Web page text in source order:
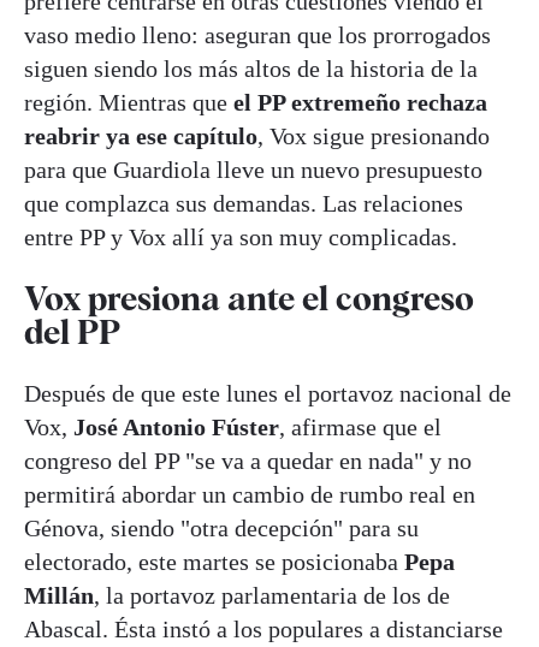
vaso medio lleno: aseguran que los prorrogados
siguen siendo los más altos de la historia de la
región. Mientras que el PP extremeño rechaza
reabrir ya ese capítulo, Vox sigue presionando
para que Guardiola lleve un nuevo presupuesto
que complazca sus demandas. Las relaciones
entre PP y Vox allí ya son muy complicadas.
Vox presiona ante el congreso
del PP
Después de que este lunes el portavoz nacional de
Vox, José Antonio Fúster, afirmase que el
congreso del PP "se va a quedar en nada" y no
permitirá abordar un cambio de rumbo real en
Génova, siendo "otra decepción" para su
electorado, este martes se posicionaba Pepa
Millán, la portavoz parlamentaria de los de
Abascal. Ésta instó a los populares a distanciarse